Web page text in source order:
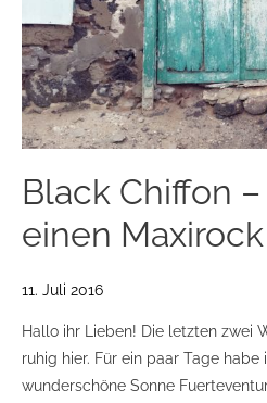
Black Chiffon
einen Maxirock
11. Juli 2016
Hallo ihr Lieben! Die letzten zwei
ruhig hier. Für ein paar Tage
wunderschöne Sonne